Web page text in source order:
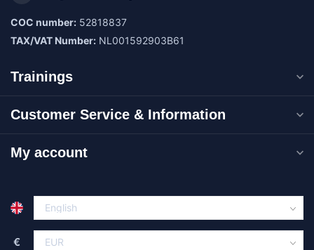
COC number: 52818837
TAX/VAT Number: NL001592903B61
Trainings
Customer Service & Information
My account
€